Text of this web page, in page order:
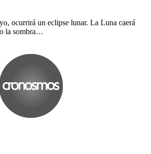
ocurrirá un eclipse lunar. La Luna caerá
la sombra…